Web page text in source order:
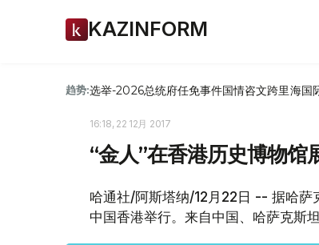
KAZINFORM
趋势:选举-2026总统府任免事件国情咨文跨里海国
16:18, 22 12月 2017
“金人”在香港历史博物馆
哈通社/阿斯塔纳/12月22日 -- 据哈萨
中国香港举行。来自中国、哈萨克斯